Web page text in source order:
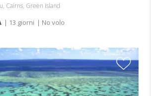
Cairns, Green Island
| 13 giorni | No volo